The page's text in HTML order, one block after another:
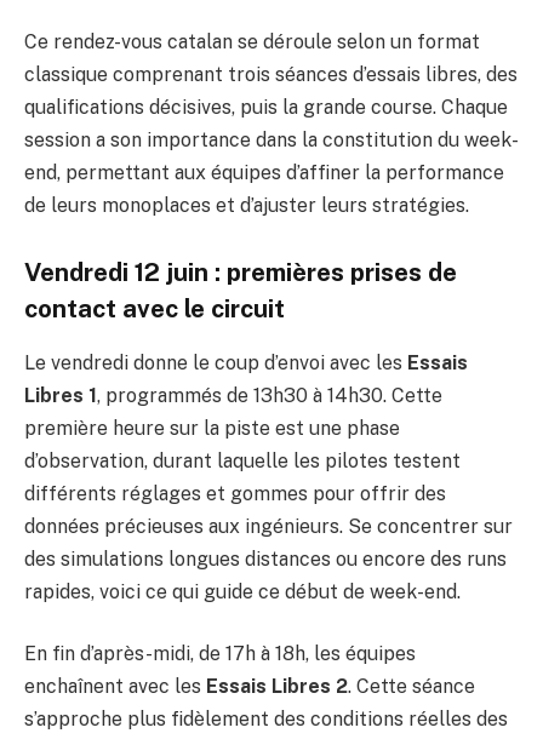
Ce rendez-vous catalan se déroule selon un format
classique comprenant trois séances d’essais libres, des
qualifications décisives, puis la grande course. Chaque
session a son importance dans la constitution du week-
end, permettant aux équipes d’affiner la performance
de leurs monoplaces et d’ajuster leurs stratégies.
Vendredi 12 juin : premières prises de
contact avec le circuit
Le vendredi donne le coup d’envoi avec les Essais
Libres 1, programmés de 13h30 à 14h30. Cette
première heure sur la piste est une phase
d’observation, durant laquelle les pilotes testent
différents réglages et gommes pour offrir des
données précieuses aux ingénieurs. Se concentrer sur
des simulations longues distances ou encore des runs
rapides, voici ce qui guide ce début de week-end.
En fin d’après-midi, de 17h à 18h, les équipes
enchaînent avec les Essais Libres 2. Cette séance
s’approche plus fidèlement des conditions réelles des